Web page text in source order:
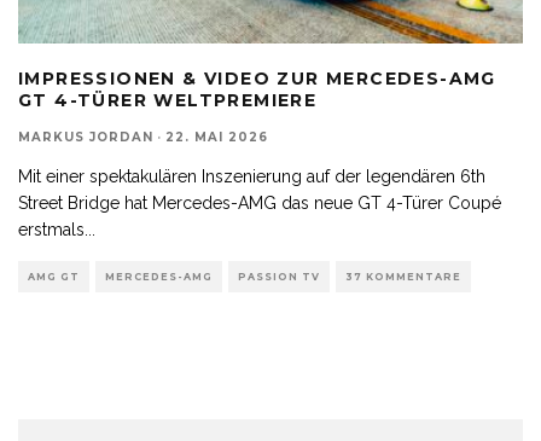
IMPRESSIONEN & VIDEO ZUR MERCEDES-AMG
GT 4-TÜRER WELTPREMIERE
MARKUS JORDAN · 22. MAI 2026
Mit einer spektakulären Inszenierung auf der legendären 6th
Street Bridge hat Mercedes-AMG das neue GT 4-Türer Coupé
erstmals
AMG GT MERCEDES-AMG PASSION TV 37 KOMMENTARE